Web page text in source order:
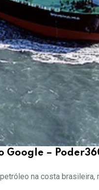
Google –
na costa